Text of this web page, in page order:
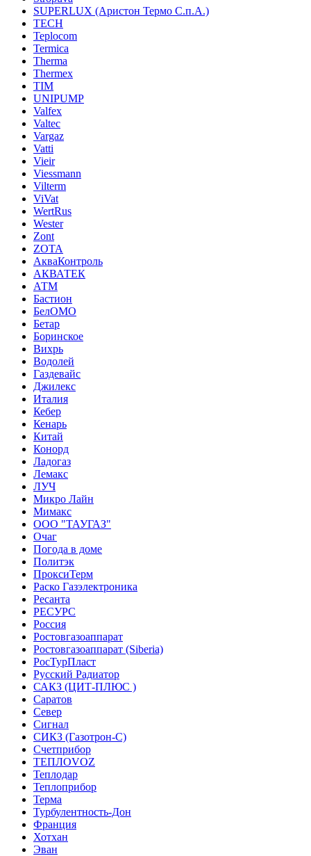
SUPERLUX (Аристон Термо С.п.А.)
TECH
Teplocom
Termica
Therma
Thermex
TIM
UNIPUMP
Valfex
Valtec
Vargaz
Vatti
Vieir
Viessmann
Vilterm
ViVat
WertRus
Wester
Zont
ZOTA
АкваКонтроль
АКВАТЕК
АТМ
Бастион
БелОМО
Бетар
Боринское
Вихрь
Водолей
Газдевайс
Джилекс
Италия
Кебер
Кенарь
Китай
Конорд
Ладогаз
Лемакс
ЛУЧ
Микро Лайн
Мимакс
ООО "ТАУГАЗ"
Очаг
Погода в доме
Политэк
ПроксиТерм
Раско Газэлектроника
Ресанта
РЕСУРС
Россия
Ростовгазоаппарат
Ростовгазоаппарат (Siberia)
РосТурПласт
Русский Радиатор
САКЗ (ЦИТ-ПЛЮС )
Саратов
Север
Сигнал
СИКЗ (Газотрон-С)
Счетприбор
ТЕПЛОVOZ
Теплодар
Теплоприбор
Терма
Турбулентность-Дон
Франция
Хотхан
Эван